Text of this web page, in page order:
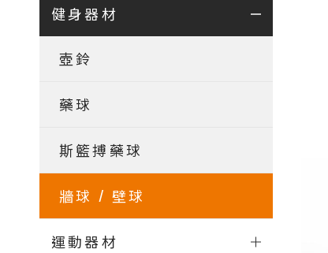
健身器材
壺鈴
藥球
斯籃搏藥球
牆球 / 壁球
運動器材